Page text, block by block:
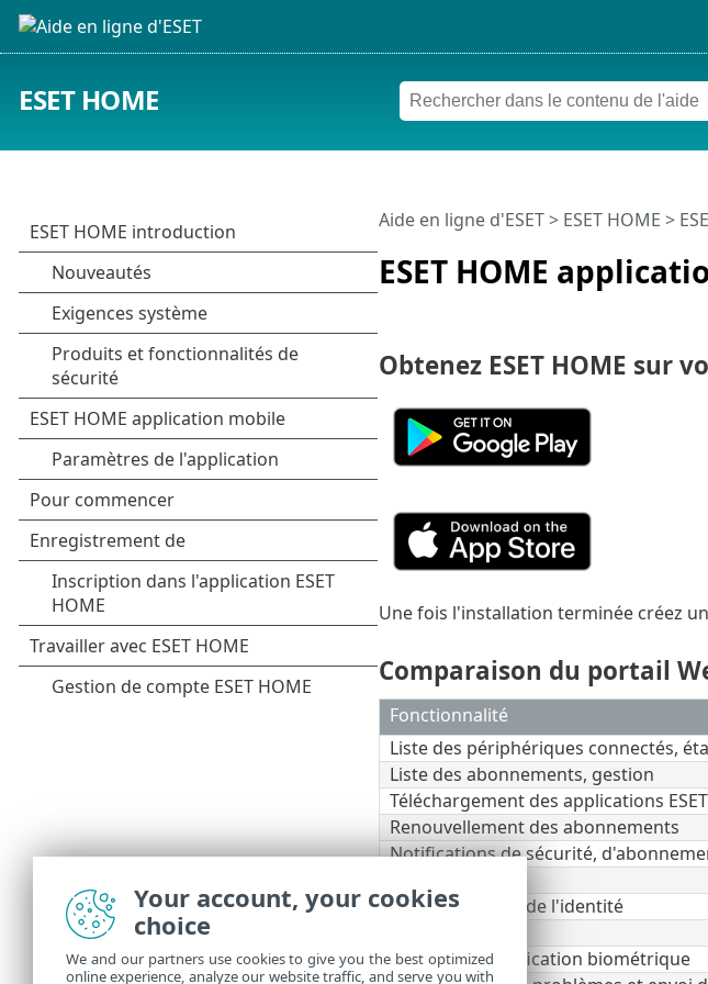
ESET HOME
ESET HOME
Aide en ligne d'ESET> ESET HOME >
Obtenez ESET HOME sur
Une fois l'installation terminée créez un
Comparaison du portail
Fonctionnalité
Liste des périphériques connectés,
Liste des abonnements, gestion
Téléchargement des applications ESET
Renouvellement des abonnements
Notifications de sécurité,
ESET Protection de l'identité
NIP ou authentification biométrique
Your account, your cookies
choice
We and our partners use cookies to give you the best optimized
online experience, analyze our website traffic, and serve you with